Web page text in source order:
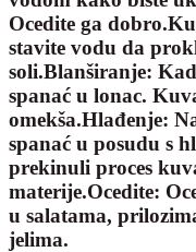
Ocedite ga dobro.
stavite vodu da
soli.Blanširanje:
spanać u lonac.
omekša.Hlađenje:
spanać u posudu s
prekinuli proces
materije.Ocedite:
u salatama,
jelima.